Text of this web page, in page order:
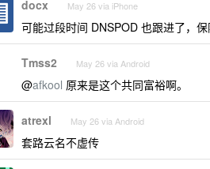
docx May 26 via iPhone
可能过段时间 DNSPOD 也跟进了，
Tmss2 May 26 via Android
@afkool 原来是这个共同富裕啊。
atrexl May 26 via Android
套路云名不虚传